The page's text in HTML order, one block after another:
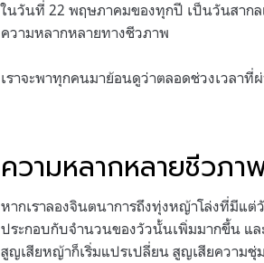
ในวันที่ 22 พฤษภาคมของทุกปี เป็นวันสาก
ความหลากหลายทางชีวภาพ
เราจะพาทุกคนมาย้อนดูว่าตลอดช่วงเวลา
ความหลากหลายชีวภา
หากเราลองจินตนาการถึงทุ่งหญ้าโล่งที่มีแ
ประกอบกับจำนวนของวัวนั้นเพิ่มมากขึ้น แล
สูญเสียหญ้าก็เริ่มแปรเปลี่ยน สูญเสียความ